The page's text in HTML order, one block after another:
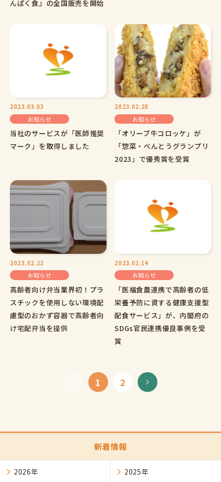
んぱく食』の全国販売を開始
2023.03.03
お知らせ
当社のサービスが「医師推奨
マーク」を取得しました
2023.02.28
お知らせ
「オリーブ牛コロッケ」が
「惣菜・べんとうグランプリ
2023」で優秀賞を受賞
2023.02.22
お知らせ
高齢者向け弁当業界初！プラ
スチックを使用しない環境配
慮型のおかず容器で高齢者向
け宅配弁当を提供
2023.02.14
お知らせ
「医福食農連携で高齢者の低
栄養予防に資する健康支援型
配食サービス」が、内閣府の
SDGs官民連携優良事例を受
賞
1 2
新着情報
2026年 2025年